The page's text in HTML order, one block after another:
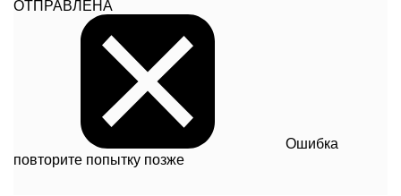
ОТПРАВЛЕНА
Ошибка
повторите попытку позже